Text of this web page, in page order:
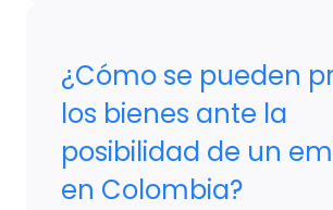
¿Cómo se pueden
los bienes ante la
posibilidad de un
en Colombia?